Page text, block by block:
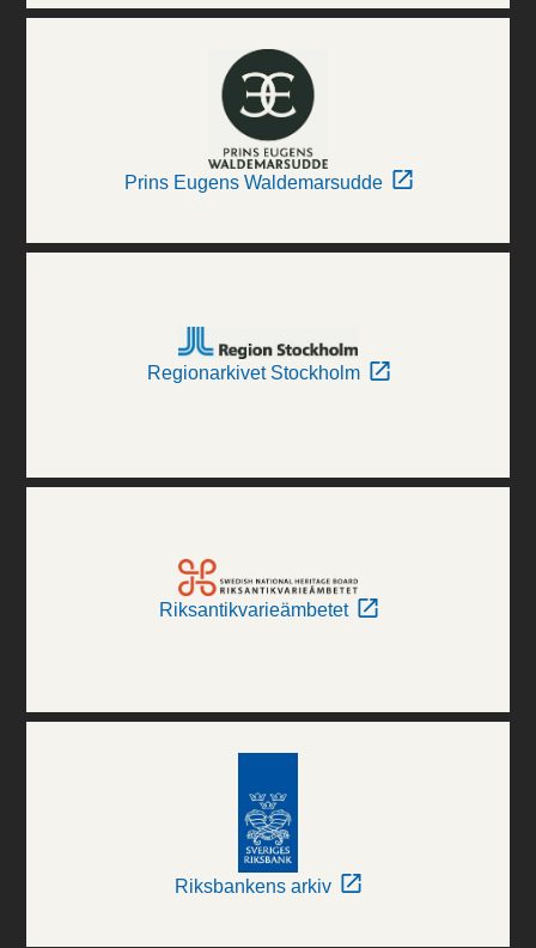
Prins Eugens Waldemarsudde
Regionarkivet Stockholm
Riksantikvarieämbetet
Riksbankens arkiv